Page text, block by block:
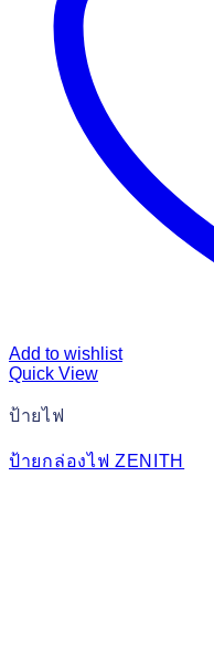
Add to wishlist
Quick View
ป้ายไฟ
ป้ายกล่องไฟ ZENITH